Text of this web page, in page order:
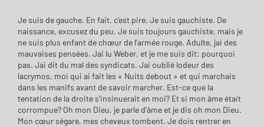
Je suis de gauche. En fait, c'est pire. Je suis gauchiste. De
naissance, excusez du peu. Je suis toujours gauchiste, mais je
ne suis plus enfant de chœur de l'armée rouge. Adulte, jai des
mauvaises pensées. Jai lu Weber, et je me suis dit: pourquoi
pas. Jai dit du mal des syndicats. Jai oublié lodeur des
lacrymos, moi qui ai fait les « Nuits debout » et qui marchais
dans les manifs avant de savoir marcher. Est-ce que la
tentation de la droite s'insinuerait en moi? Et si mon âme était
corrompue? Oh mon Dieu, je parle d'âme et je dis oh mon Dieu.
Mon cœur ségare, mes cheveux tombent. Je dois rentrer en